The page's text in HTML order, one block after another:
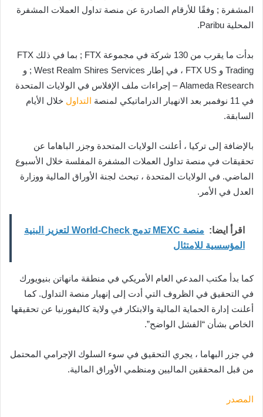
المشفرة ; وفقًا للأرقام الصادرة عن منصة تداول العملات المشفرة
المحلية Paribu.
بدأت ما يقرب من 130 شركة في مجموعة FTX ; بما في ذلك FTX
Trading و FTX US ، في إطار West Realm Shires Services ; و
Alameda Research – إجراءات ملف الإفلاس في الولايات المتحدة
في 11 نوفمبر بعد الانهيار الدراماتيكي لمنصة
التداول خلال الأيام
السابقة.
بالإضافة إلى تركيا ، أعلنت الولايات المتحدة وجزر الباهاما عن
تحقيقات في منصة تداول العملات المشفرة المفلسة خلال الأسبوع
الماضي. في الولايات المتحدة ، تبحث لجنة الأوراق المالية ووزارة
العدل في الأمر.
اقرأ ايضا:
منصة MEXC تدمج World-Check لتعزيز البنية
المؤسسية للامتثال
كما بدأ مكتب المدعي العام الأمريكي في منطقة مانهاتن بنيويورك
في التحقيق في الظروف التي أدت إلى إنهيار منصة التداول. كما
أعلنت إدارة الحماية المالية والابتكار في ولاية كاليفورنيا عن تحقيقها
الخاص بشأن “الفشل الواضح”.
في جزر البهاما ، يجري التحقيق في سوء السلوك الإجرامي المحتمل
من قبل المحققين الماليين ومنظمي الأوراق المالية.
المصدر